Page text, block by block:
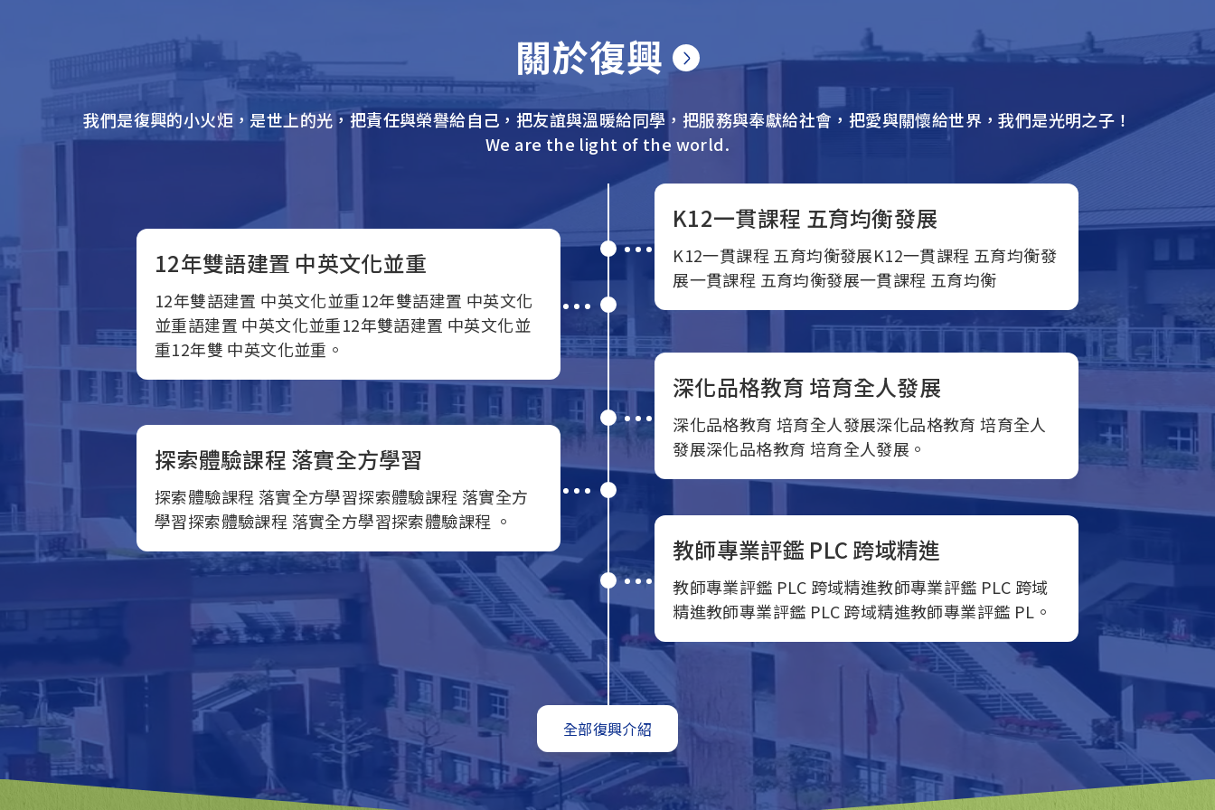
關於復興
我們是復興的小火炬，是世上的光，把責任與榮譽給自己，把友誼與溫暖給同學，把服務與奉獻給社會，把愛與關懷給世界，我們是光明之子！
We are the light of the world.
K12一貫課程 五育均衡發展
K12一貫課程 五育均衡發展K12一貫課程 五育均衡發
展一貫課程 五育均衡發展一貫課程 五育均衡
12年雙語建置 中英文化並重
12年雙語建置 中英文化並重12年雙語建置 中英文化
並重語建置 中英文化並重12年雙語建置 中英文化並
重12年雙 中英文化並重。
深化品格教育 培育全人發展
深化品格教育 培育全人發展深化品格教育 培育全人
發展深化品格教育 培育全人發展。
探索體驗課程 落實全方學習
探索體驗課程 落實全方學習探索體驗課程 落實全方
學習探索體驗課程 落實全方學習探索體驗課程 。
教師專業評鑑 PLC 跨域精進
教師專業評鑑 PLC 跨域精進教師專業評鑑 PLC 跨域
精進教師專業評鑑 PLC 跨域精進教師專業評鑑 PL。
全部復興介紹